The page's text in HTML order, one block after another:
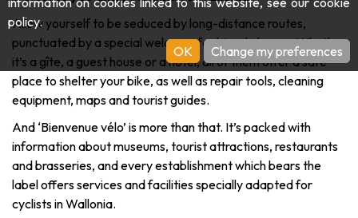
Abbeys & religious monuments
Archaeology
Art
Crafts & know-how
Castles, citadels & belfries
Folklore & local history
EXPLORE
Caves
Parks, gardens & natural sites
Aquariums, animal parks & zoos
GET MOVING
Cruises & tourist trains
Railbikes & tourist trains
Kayaks
EVENTS
THE BEST THINGS TO DO THIS
SUMMER
Allow yourself to be seduced by long-distance routes,
punctuated by a special welcome for bicycle lovers. Whether
it’s a gîte, a guest house or a hotel, all of them offer a safe
place to shelter your bike, as well as repair tools, cleaning
equipment, maps and tourist guides.
And ‘Bienvenue vélo’ is more than that. It’s packed with
information about museums, tourist attractions, restaurants
and brasseries, and every establishment which bears the
label offers services and facilities specially adapted for
cyclists in Wallonia.
policy.
OK
Change my preferences